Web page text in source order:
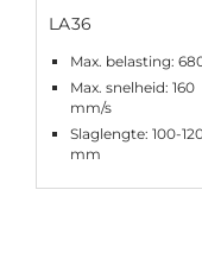
LA36
Max. belasting:
Max. snelheid: 160
mm/s
Slaglengte: 100-
mm